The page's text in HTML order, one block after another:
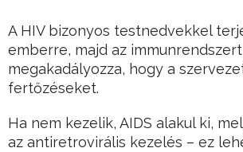
A HIV bizonyos testnedvekkel
emberre, majd az
megakadályozza, hogy a
fertőzéseket.
Ha nem kezelik, AIDS alakul ki,
az antiretrovirális kezelés – ez